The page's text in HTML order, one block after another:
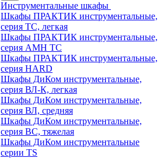
Инструментальные шкафы
Шкафы ПРАКТИК инструментальные,
серия TC, легкая
Шкафы ПРАКТИК инструментальные,
серия AMH TC
Шкафы ПРАКТИК инструментальные,
серия HARD
Шкафы ДиКом инструментальные,
cерия ВЛ-К, легкая
Шкафы ДиКом инструментальные,
серия ВЛ, средняя
Шкафы ДиКом инструментальные,
серия ВС, тяжелая
Шкафы ДиКом инструментальные
серии TS